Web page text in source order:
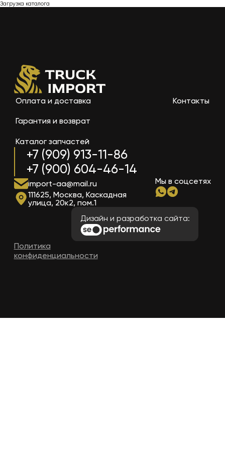
Загрузка каталога
+7 (909) 913-11-86
+7 (900) 604-46-14
Оплата и доставка
Гарантия и возврат
Каталог запчастей
Контакты
import-aa@mail.ru
111625, Москва, Каскадная
улица, 20к2, пом.1
Мы в соцсетях
Дизайн и разработка сайта:
Политика
конфиденциальности